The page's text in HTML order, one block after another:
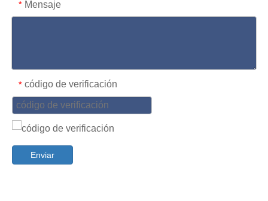
* Mensaje
* código de verificación
Enviar